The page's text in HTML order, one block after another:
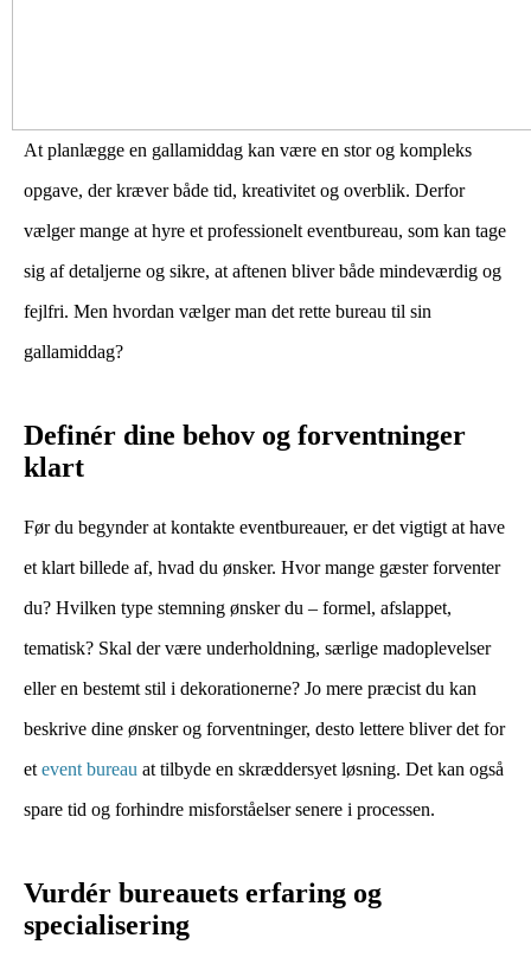
At planlægge en gallamiddag kan være en stor og kompleks
opgave, der kræver både tid, kreativitet og overblik. Derfor
vælger mange at hyre et professionelt eventbureau, som kan tage
sig af detaljerne og sikre, at aftenen bliver både mindeværdig og
fejlfri. Men hvordan vælger man det rette bureau til sin
gallamiddag?
Definér dine behov og forventninger
klart
Før du begynder at kontakte eventbureauer, er det vigtigt at have
et klart billede af, hvad du ønsker. Hvor mange gæster forventer
du? Hvilken type stemning ønsker du – formel, afslappet,
tematisk? Skal der være underholdning, særlige madoplevelser
eller en bestemt stil i dekorationerne? Jo mere præcist du kan
beskrive dine ønsker og forventninger, desto lettere bliver det for
et event bureau at tilbyde en skræddersyet løsning. Det kan også
spare tid og forhindre misforståelser senere i processen.
Vurdér bureauets erfaring og
specialisering